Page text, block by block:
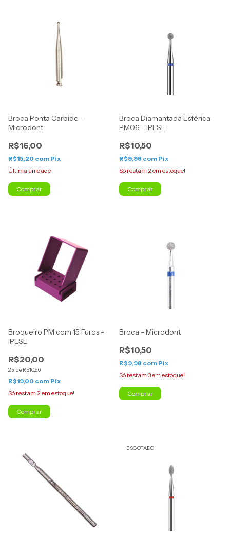
Broca Ponta Carbide -
Microdont
R$16,00
R$15,20 com Pix
Última unidade
Comprar
Broca Diamantada Esférica
PM06 - IPESE
R$10,50
R$9,98 com Pix
Só restam 2em estoque!
Broqueiro PM com 15 Furos -
IPESE
R$20,00
2x de R$10,96
R$19,00 com Pix
Só restam 2em estoque!
Broca - Microdont
R$10,50
R$9,98 com Pix
Só restam 3em estoque!
Comprar
ESGOTADO